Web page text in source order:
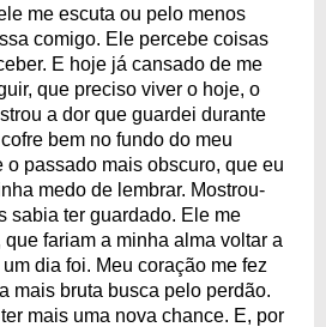
me escuta ou pelo menos
comigo. Ele percebe coisas
E hoje já cansado de me
que preciso viver o hoje, o
a dor que guardei durante
bem no fundo do meu
o passado mais obscuro, que eu
medo de lembrar. Mostrou-
sabia ter guardado. Ele me
fariam a minha alma voltar a
dia foi. Meu coração me fez
mais bruta busca pelo perdão.
mais uma nova chance. E, por